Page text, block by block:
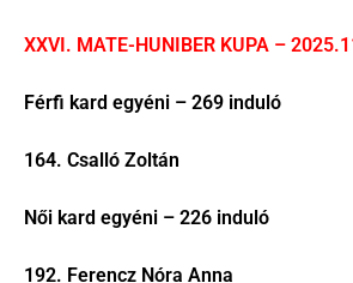
XXVI. MATE-HUNIBER KUPA –
Férfi kard egyéni – 269 induló
164. Csalló Zoltán
Női kard egyéni – 226 induló
192. Ferencz Nóra Anna